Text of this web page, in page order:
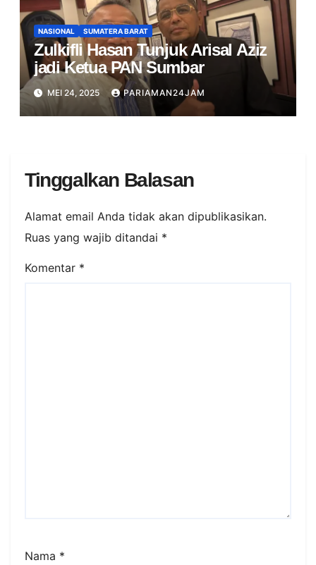
NASIONAL SUMATERA BARAT
Zulkifli Hasan Tunjuk Arisal Aziz
jadi Ketua PAN Sumbar
MEI 24, 2025 PARIAMAN24JAM
Tinggalkan Balasan
Alamat email Anda tidak akan dipublikasikan.
Ruas yang wajib ditandai *
Komentar *
Nama *